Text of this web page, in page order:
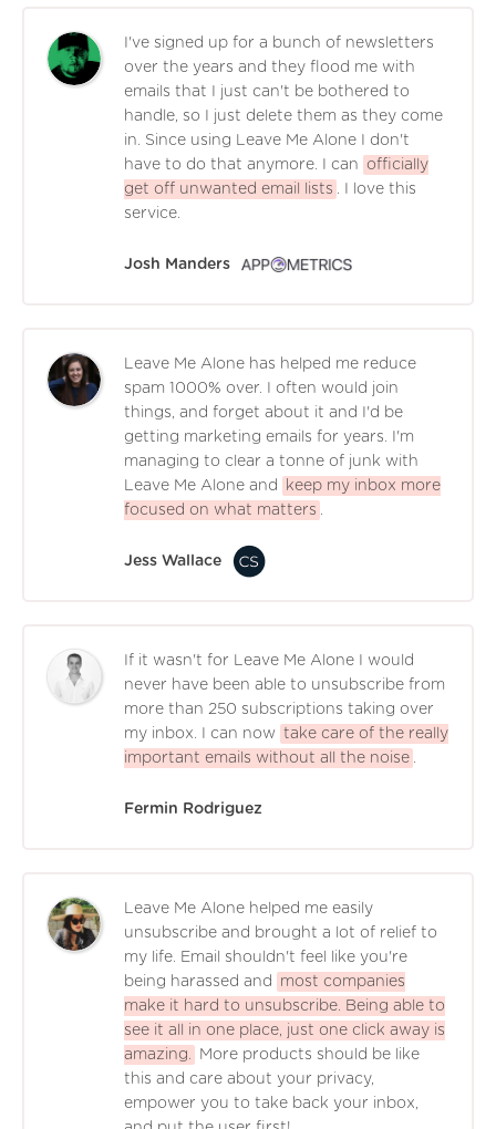
I've signed up for a bunch of newsletters
over the years and they flood me with
emails that I just can't be bothered to
handle, so I just delete them as they come
in. Since using Leave Me Alone I don't
have to do that anymore. I can
officially
get off unwanted email lists
. I love this
service.
Josh Manders
Leave Me Alone has helped me reduce
spam 1000% over. I often would join
things, and forget about it and I'd be
getting marketing emails for years. I'm
managing to clear a tonne of junk with
Leave Me Alone and
keep my inbox more
focused on what matters
Jess Wallace
If it wasn't for Leave Me Alone I would
never have been able to unsubscribe from
more than 250 subscriptions taking over
my inbox. I can now take care of the really
important emails without all the noise
Fermin Rodriguez
Leave Me Alone helped me easily
unsubscribe and brought a lot of relief to
my life. Email shouldn't feel like you're
being harassed and
most companies
make it hard to unsubscribe. Being able to
see it all in one place, just one click away is
amazing.
More products should be like
this and care about your privacy,
empower you to take back your inbox,